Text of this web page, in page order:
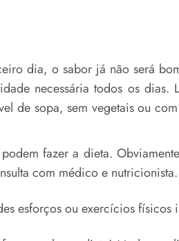
dia, o sabor já não será
necessária todos os
de sopa, sem vegetais ou
fazer a dieta.
com médico e nutricionista.
esforços ou exercícios físicos